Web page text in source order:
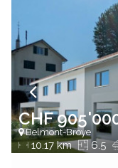
CHF
Belmont-Broye
10.17 km 6.5